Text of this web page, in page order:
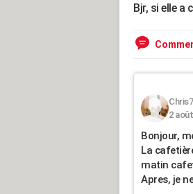
Bjr, si elle a
2
Bonjour,
La
matin
Apres, je